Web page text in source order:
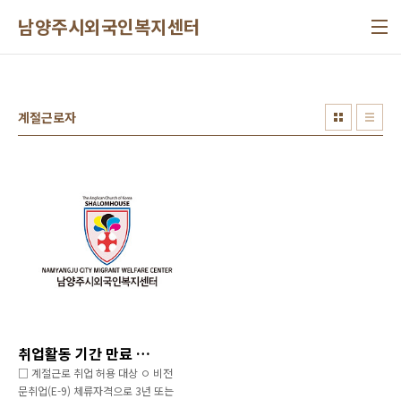
남양주시외국인복지센터
계절근로자
취업활동 기간 만료 외국인근로자(E-9)의 계절근로 취업 안내
□ 계절근로 취업 허용 대상 ㅇ 비전
문취업(E-9) 체류자격으로 3년 또는